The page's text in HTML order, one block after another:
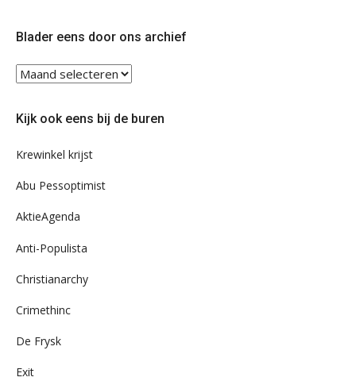
Blader eens door ons archief
Blader
eens
ons
Kijk ook eens bij de buren
Krewinkel krijst
Abu Pessoptimist
AktieAgenda
Anti-Populista
Christianarchy
Crimethinc
De Frysk
Exit